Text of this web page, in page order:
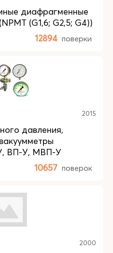
диафрагменные
(G1,6; G2,5; G4))
12894 поверки
2015
давления,
ВП-У, МВП-У
10657 поверок
2000